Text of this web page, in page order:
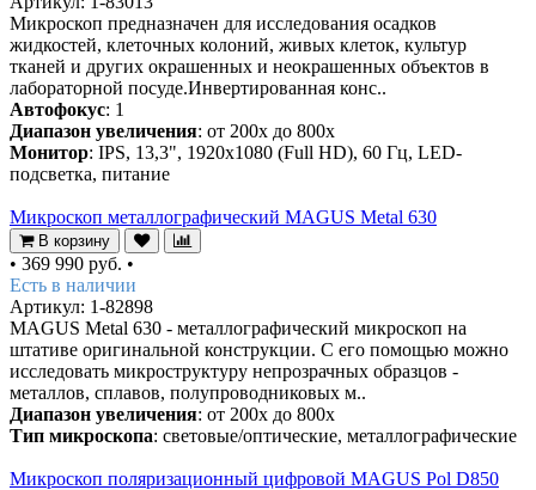
Микроскоп предназначен для исследования осадков
жидкостей, клеточных колоний, живых клеток, культур
тканей и других окрашенных и неокрашенных объектов в
лабораторной посуде.Инвертированная конс..
Автофокус: 1
Диапазон увеличения: от 200х до 800х
Монитор: IPS, 13,3", 1920x1080 (Full HD), 60 Гц, LED-
подсветка, питание
Микроскоп металлографический MAGUS Metal 630
В корзину
• 369 990 руб. •
Есть в наличии
Артикул: 1-82898
MAGUS Metal 630 - металлографический микроскоп на
штативе оригинальной конструкции. С его помощью можно
исследовать микроструктуру непрозрачных образцов -
металлов, сплавов, полупроводниковых м..
Диапазон увеличения: от 200х до 800х
Тип микроскопа: световые/оптические, металлографические
Микроскоп поляризационный цифровой MAGUS Pol D850